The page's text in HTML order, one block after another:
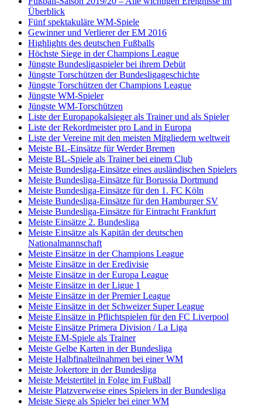
Überblick
Fünf spektakuläre WM-Spiele
Gewinner und Verlierer der EM 2016
Highlights des deutschen Fußballs
Höchste Siege in der Champions League
Jüngste Bundesligaspieler bei ihrem Debüt
Jüngste Torschützen der Bundesligageschichte
Jüngste Torschützen der Champions League
Jüngste WM-Spieler
Jüngste WM-Torschützen
Liste der Europapokalsieger als Trainer und als Spieler
Liste der Rekordmeister pro Land in Europa
Liste der Vereine mit den meisten Mitgliedern weltweit
Meiste BL-Einsätze für Werder Bremen
Meiste BL-Spiele als Trainer bei einem Club
Meiste Bundesliga-Einsätze eines ausländischen Spielers
Meiste Bundesliga-Einsätze für Borussia Dortmund
Meiste Bundesliga-Einsätze für den 1. FC Köln
Meiste Bundesliga-Einsätze für den Hamburger SV
Meiste Bundesliga-Einsätze für Eintracht Frankfurt
Meiste Einsätze 2. Bundesliga
Meiste Einsätze als Kapitän der deutschen
Nationalmannschaft
Meiste Einsätze in der Champions League
Meiste Einsätze in der Eredivisie
Meiste Einsätze in der Europa League
Meiste Einsätze in der Ligue 1
Meiste Einsätze in der Premier League
Meiste Einsätze in der Schweizer Super League
Meiste Einsätze in Pflichtspielen für den FC Liverpool
Meiste Einsätze Primera Division / La Liga
Meiste EM-Spiele als Trainer
Meiste Gelbe Karten in der Bundesliga
Meiste Halbfinalteilnahmen bei einer WM
Meiste Jokertore in der Bundesliga
Meiste Meistertitel in Folge im Fußball
Meiste Platzverweise eines Spielers in der Bundesliga
Meiste Siege als Spieler bei einer WM